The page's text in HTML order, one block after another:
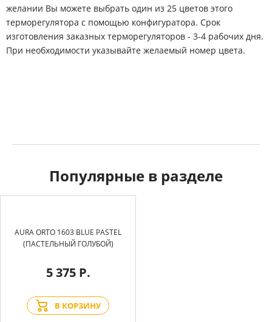
желании Вы можете выбрать один из 25 цветов этого
терморегулятора с помощью конфигуратора. Срок
изготовления заказных терморегуляторов - 3-4 рабочих дня.
При необходимости указывайте желаемый номер цвета.
Популярные в разделе
AURA ORTO 1603 BLUE PASTEL
(ПАСТЕЛЬНЫЙ ГОЛУБОЙ)
5 375 Р.
В КОРЗИНУ